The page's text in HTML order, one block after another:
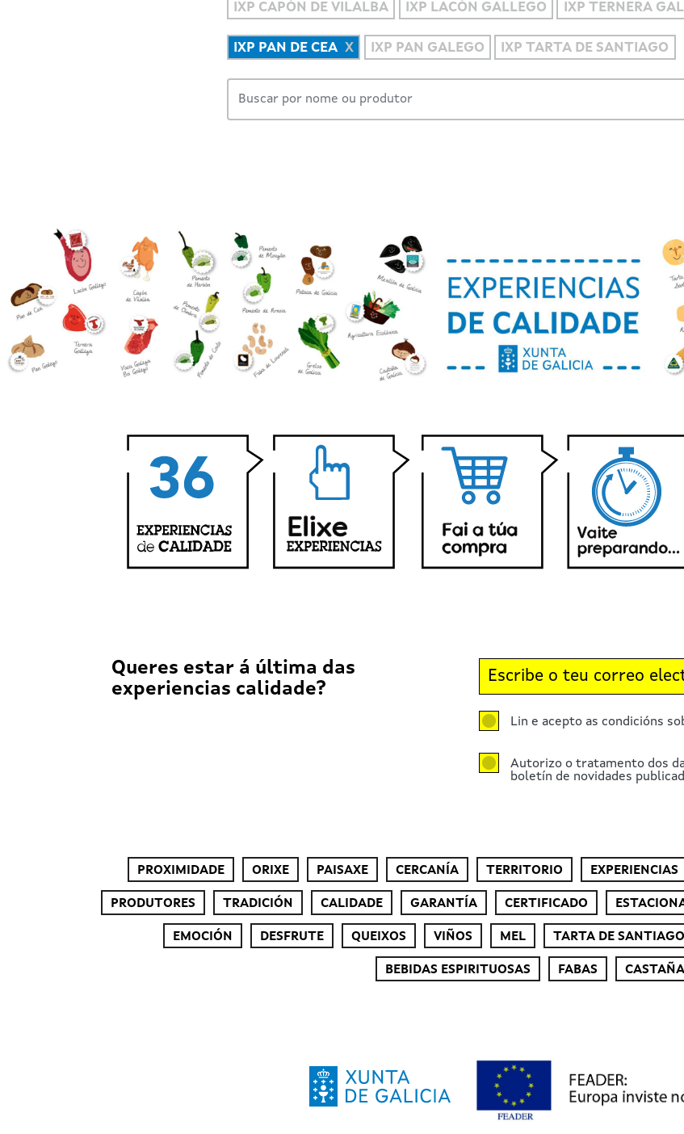
IXP CAPÓN DE VILALBA IXP LACÓN GALLEGO IXP TERNERA
IXP PAN DE CEA IXP PAN GALEGO IXP TARTA DE SANTIAGO
Queres estar á última das
experiencias calidade?
Lin e acepto as condicións
Autorizo o tratamento dos
boletín de novidades
PROXIMIDADE ORIXE PAISAXE CERCANÍA TERRITORIO EXPERIENCIAS
PRODUTORES TRADICIÓN CALIDADE GARANTÍA CERTIFICADO
EMOCIÓN DESFRUTE QUEIXOS VIÑOS MEL TARTA DE SANTIAGO
BEBIDAS ESPIRITUOSAS FABAS